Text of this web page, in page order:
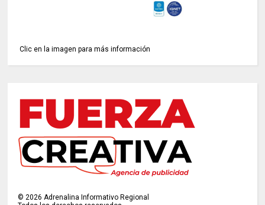
Clic en la imagen para más información
©2026 Adrenalina Informativo Regional